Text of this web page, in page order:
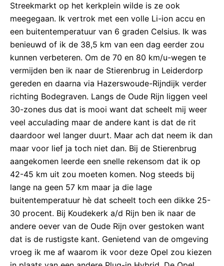
Streekmarkt op het kerkplein wilde is ze ook
meegegaan. Ik vertrok met een volle Li-ion accu en
een buitentemperatuur van 6 graden Celsius. Ik was
benieuwd of ik de 38,5 km van een dag eerder zou
kunnen verbeteren. Om de 70 en 80 km/u-wegen te
vermijden ben ik naar de Stierenbrug in Leiderdorp
gereden en daarna via Hazerswoude-Rijndijk verder
richting Bodegraven. Langs de Oude Rijn liggen veel
30-zones dus dat is mooi want dat scheelt mij weer
veel acculading maar de andere kant is dat de rit
daardoor wel langer duurt. Maar ach dat neem ik dan
maar voor lief ja toch niet dan. Bij de Stierenbrug
aangekomen leerde een snelle rekensom dat ik op
42-45 km uit zou moeten komen. Nog steeds bij
lange na geen 57 km maar ja die lage
buitentemperatuur hè dat scheelt toch een dikke 25-
30 procent. Bij Koudekerk a/d Rijn ben ik naar de
andere oever van de Oude Rijn over gestoken want
dat is de rustigste kant. Genietend van de omgeving
vroeg ik me af waarom ik voor deze Opel zou kiezen